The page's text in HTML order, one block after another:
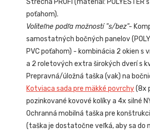
poťahom).
Voliteľne podľa možností "s/bez"-
samostatných bočných panelov
PVC poťahom) - kombinácia 2 okien s
a 2 roletových extra širokých dverí s
Prepravná/úložná taška (vak) na
Kotviaca sada pre mäkké povrchy(8x
pozinkované kovové kolíky a 4x silné
Ochranná mobilná taška pre
(taška je dostatočne veľká, aby sa do